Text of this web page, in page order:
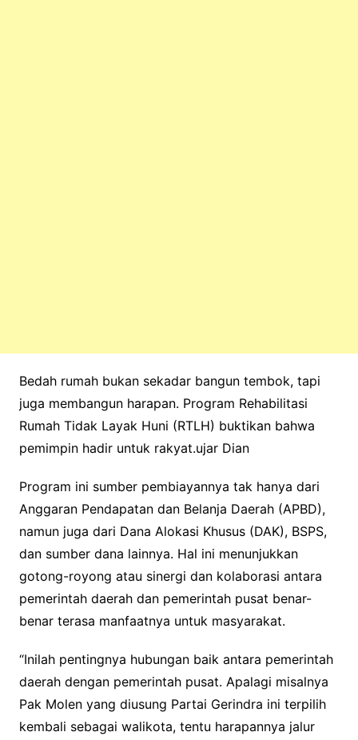
Bedah rumah bukan sekadar bangun tembok, tapi
juga membangun harapan. Program Rehabilitasi
Rumah Tidak Layak Huni (RTLH) buktikan bahwa
pemimpin hadir untuk rakyat.ujar Dian
Program ini sumber pembiayannya tak hanya dari
Anggaran Pendapatan dan Belanja Daerah (APBD),
namun juga dari Dana Alokasi Khusus (DAK), BSPS,
dan sumber dana lainnya. Hal ini menunjukkan
gotong-royong atau sinergi dan kolaborasi antara
pemerintah daerah dan pemerintah pusat benar-
benar terasa manfaatnya untuk masyarakat.
“Inilah pentingnya hubungan baik antara pemerintah
daerah dengan pemerintah pusat. Apalagi misalnya
Pak Molen yang diusung Partai Gerindra ini terpilih
kembali sebagai walikota, tentu harapannya jalur